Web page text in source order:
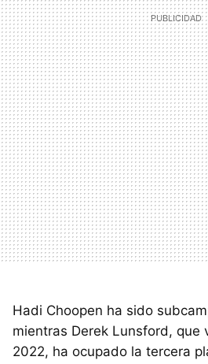
Hadi Choopen ha sido
mientras Derek Lunsford, que
2022, ha ocupado la tercera